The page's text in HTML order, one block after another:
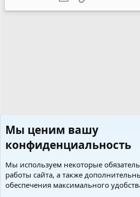
Советы по уходу и содержанию
Мы ценим вашу
конфиденциальность
Мы используем некоторые
работы сайта, а также
обеспечения максимального